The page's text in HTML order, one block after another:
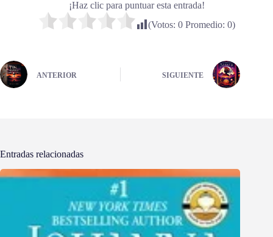
¡Haz clic para puntuar esta entrada!
(Votos: 0Promedio: 0)
ANTERIOR SIGUIENTE
Entradas relacionadas